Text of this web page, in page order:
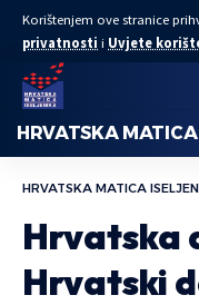
Korištenjem ove stranice
privatnosti i Uvjete
HRVATSKA
HRVATSKA MATICA
Hrvatska
Hrvatski